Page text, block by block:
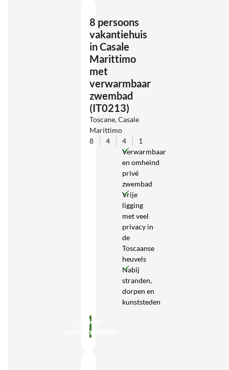
8 persoons
vakantiehuis
in Casale
Marittimo
met
verwarmbaar
zwembad
(IT0213)
Toscane, Casale
Marittimo
8
4 4
1
Verwarmbaar
en omheind
privé
zwembad
Vrije
ligging
met veel
privacy in
de
Toscaanse
heuvels
Nabij
stranden,
dorpen en
kunststeden
Bekijk
accommodatie